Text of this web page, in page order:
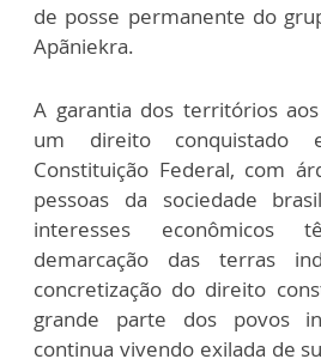
de posse permanente do
Apãniekra.
A garantia dos territórios
um direito conquistado
Constituição Federal, com
pessoas da sociedade
interesses econômicos
demarcação das terras
concretização do direito
grande parte dos povos
continua vivendo exilada de